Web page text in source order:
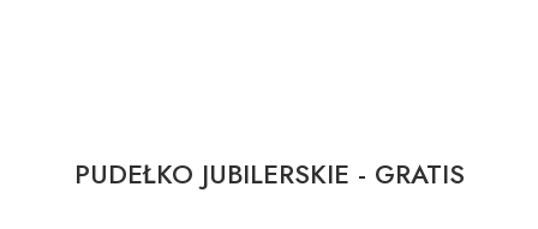
PUDEŁKO JUBILERSKIE - GRATIS